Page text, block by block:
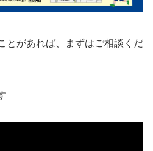
とがあれば、まずはご相談くだ